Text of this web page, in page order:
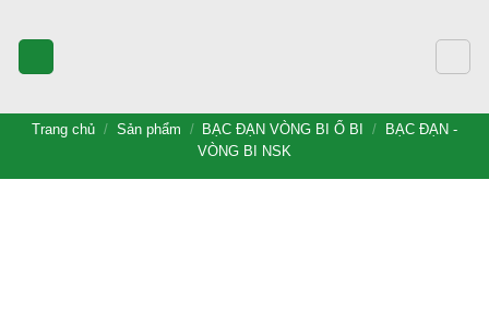
qua
nội
Trang chủ / Sản phẩm / BẠC ĐẠN VÒNG BI Ổ BI /
BẠC ĐẠN -
VÒNG BI NSK